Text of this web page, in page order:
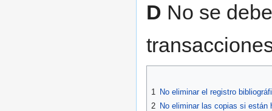
D No se
1 No eliminar el registro
2 No eliminar las copias si están